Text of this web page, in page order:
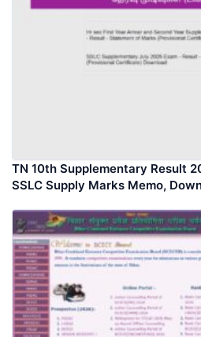
TN 10th Supplementary Result
SSLC Supply Marks Memo,